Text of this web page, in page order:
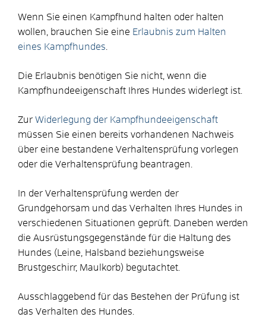
Wenn Sie einen Kampfhund halten oder halten
wollen, brauchen Sie eine Erlaubnis zum Halten
eines Kampfhundes
Die Erlaubnis benötigen Sie nicht, wenn die
Kampfhundeeigenschaft Ihres Hundes widerlegt ist.
Zur Widerlegung der Kampfhundeeigenschaft
müssen Sie einen bereits vorhandenen Nachweis
über eine bestandene Verhaltensprüfung vorlegen
oder die Verhaltensprüfung beantragen.
In der Verhaltensprüfung werden der
Grundgehorsam und das Verhalten Ihres Hundes in
verschiedenen Situationen geprüft. Daneben werden
die Ausrüstungsgegenstände für die Haltung des
Hundes (Leine, Halsband beziehungsweise
Brustgeschirr, Maulkorb) begutachtet.
Ausschlaggebend für das Bestehen der Prüfung ist
das Verhalten des Hundes.